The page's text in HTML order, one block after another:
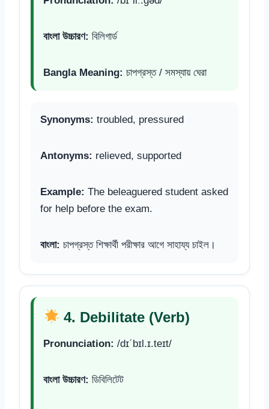
বাংলা উচ্চারণ: বিলিগার্ড
Bangla Meaning: চাপগ্রস্ত / সমস্যায় ঘেরা
Synonyms: troubled, pressured
Antonyms: relieved, supported
Example: The beleaguered student asked
for help before the exam.
বাংলা: চাপগ্রস্ত শিক্ষার্থী পরীক্ষার আগে সাহায্য চাইল।
4. Debilitate (Verb)
Pronunciation: /dɪˈbɪl.ɪ.teɪt/
বাংলা উচ্চারণ: ডিবিলিটেট